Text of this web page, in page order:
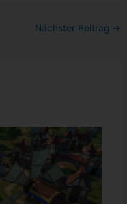
Nächster Beitrag →